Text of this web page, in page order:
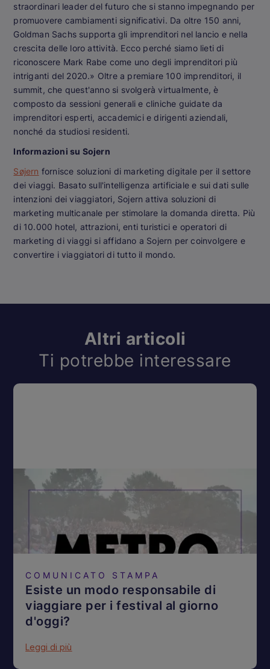
straordinari leader del futuro che si stanno impegnando per
promuovere cambiamenti significativi. Da oltre 150 anni,
Goldman Sachs supporta gli imprenditori nel lancio e nella
crescita delle loro attività. Ecco perché siamo lieti di
riconoscere Mark Rabe come uno degli imprenditori più
intriganti del 2020.» Oltre a premiare 100 imprenditori, il
summit, che quest'anno si svolgerà virtualmente, è
composto da sessioni generali e cliniche guidate da
imprenditori esperti, accademici e dirigenti aziendali,
nonché da studiosi residenti.
Informazioni su Sojern
Søjern fornisce soluzioni di marketing digitale per il settore
dei viaggi. Basato sull'intelligenza artificiale e sui dati sulle
intenzioni dei viaggiatori, Sojern attiva soluzioni di
marketing multicanale per stimolare la domanda diretta. Più
di 10.000 hotel, attrazioni, enti turistici e operatori di
marketing di viaggi si affidano a Sojern per coinvolgere e
convertire i viaggiatori di tutto il mondo.
Altri articoli
Ti potrebbe interessare
COMUNICATO STAMPA
Esiste un modo responsabile di
viaggiare per i festival al giorno
d'oggi?
Leggi di più